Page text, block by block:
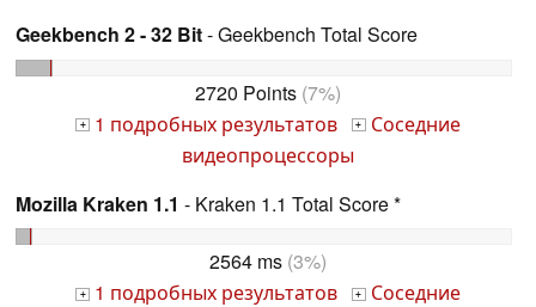
Geekbench 2 - 32 Bit- Geekbench Total Score
2720 Points (7%)
+ 1 подробных результатов + Соседние
видеопроцессоры
Mozilla Kraken 1.1 - Kraken 1.1 Total Score *
2564 ms (3%)
+ 1 подробных результатов + Соседние